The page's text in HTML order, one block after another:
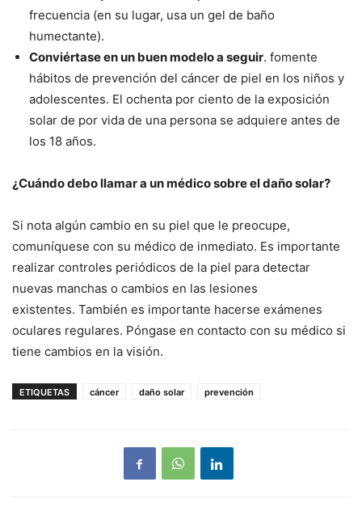
frecuencia (en su lugar, usa un gel de baño
humectante).
Conviértase en un buen modelo a seguir. fomente
hábitos de prevención del cáncer de piel en los niños y
adolescentes. El ochenta por ciento de la exposición
solar de por vida de una persona se adquiere antes de
los 18 años.
¿Cuándo debo llamar a un médico sobre el daño solar?
Si nota algún cambio en su piel que le preocupe,
comuníquese con su médico de inmediato. Es importante
realizar controles periódicos de la piel para detectar
nuevas manchas o cambios en las lesiones
existentes. También es importante hacerse exámenes
oculares regulares. Póngase en contacto con su médico si
tiene cambios en la visión.
ETIQUETAS cáncer daño solar prevención